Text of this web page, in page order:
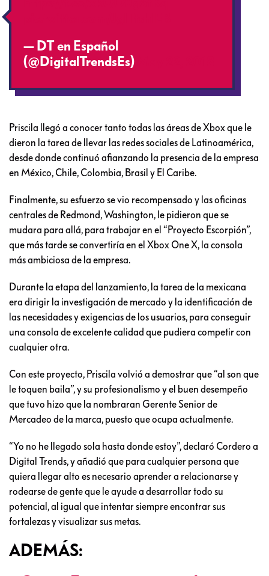
— DT en Español
(@DigitalTrendsEs)
Priscila llegó a conocer tanto todas las áreas de Xbox que le
dieron la tarea de llevar las redes sociales de Latinoamérica,
desde donde continuó afianzando la presencia de la empresa
en México, Chile, Colombia, Brasil y El Caribe.
Finalmente, su esfuerzo se vio recompensado y las oficinas
centrales de Redmond, Washington, le pidieron que se
mudara para allá, para trabajar en el “Proyecto Escorpión”,
que más tarde se convertiría en el Xbox One X, la consola
más ambiciosa de la empresa.
Durante la etapa del lanzamiento, la tarea de la mexicana
era dirigir la investigación de mercado y la identificación de
las necesidades y exigencias de los usuarios, para conseguir
una consola de excelente calidad que pudiera competir con
cualquier otra.
Con este proyecto, Priscila volvió a demostrar que “al son que
le toquen baila”, y su profesionalismo y el buen desempeño
que tuvo hizo que la nombraran Gerente Senior de
Mercadeo de la marca, puesto que ocupa actualmente.
“Yo no he llegado sola hasta donde estoy”, declaró Cordero a
Digital Trends, y añadió que para cualquier persona que
quiera llegar alto es necesario aprender a relacionarse y
rodearse de gente que le ayude a desarrollar todo su
potencial, al igual que intentar siempre encontrar sus
fortalezas y visualizar sus metas.
ADEMÁS: